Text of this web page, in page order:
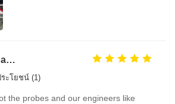
David Calabro
ระโยชน์ (1)
the probes and our engineers like